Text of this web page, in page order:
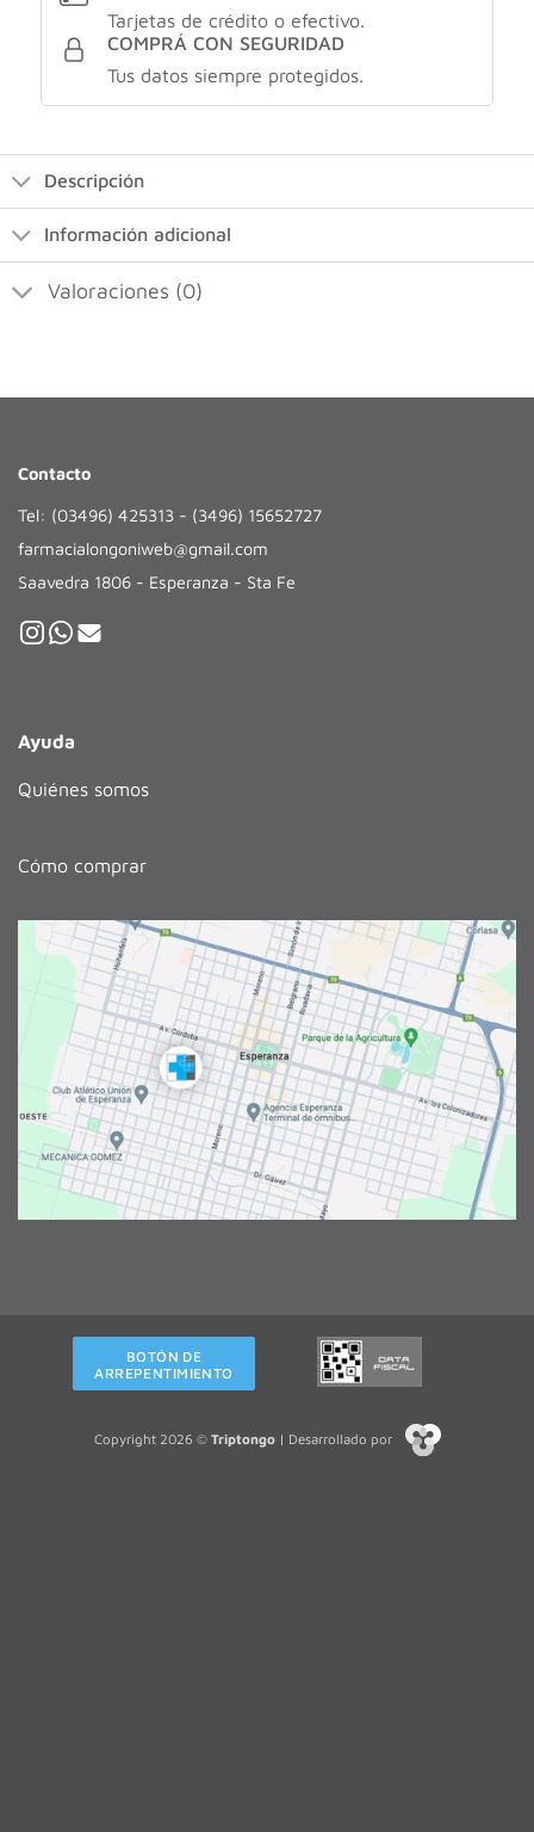
Tarjetas de crédito o efectivo.
COMPRÁ CON SEGURIDAD
Tus datos siempre protegidos.
Descripción
Información adicional
Valoraciones (0)
Contacto
Tel: (03496) 425313 - (3496) 15652727
farmacialongoniweb@gmail.com
Saavedra 1806 - Esperanza - Sta Fe
Ayuda
Quiénes somos
Cómo comprar
BOTÓN DE
ARREPENTIMIENTO
Copyright 2026 © Triptongo| Desarrollado por